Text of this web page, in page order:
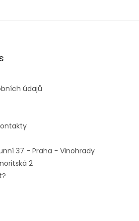
údajů
37 - Praha - Vinohrady
2